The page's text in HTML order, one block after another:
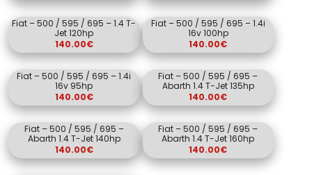
Fiat – 500 / 595 / 695 – 1.4 T-
Jet 120hp
140.00€
Fiat – 500 / 595 / 695 – 1.4i
16v 100hp
140.00€
Fiat – 500 / 595 / 695 – 1.4i
16v 95hp
140.00€
Fiat – 500 / 595 / 695 –
Abarth 1.4 T-Jet 135hp
140.00€
Fiat – 500 / 595 / 695 –
Abarth 1.4 T-Jet 140hp
140.00€
Fiat – 500 / 595 / 695 –
Abarth 1.4 T-Jet 160hp
140.00€